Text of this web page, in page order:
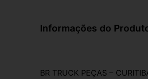
Informações do
BR TRUCK PEÇAS –